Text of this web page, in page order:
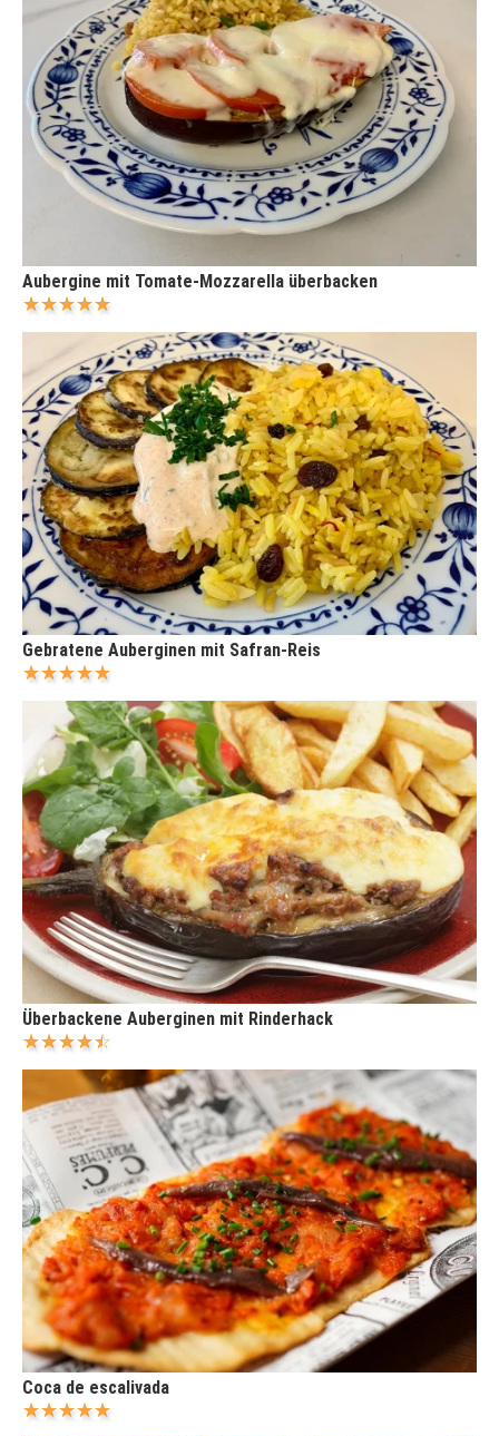
Aubergine mit Tomate-Mozzarella überbacken
Gebratene Auberginen mit Safran-Reis
Überbackene Auberginen mit Rinderhack
Coca de escalivada